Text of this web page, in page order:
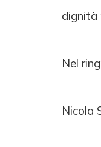
dignità
Nel
Nicola